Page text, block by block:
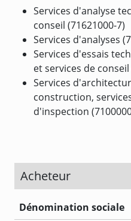
Services d'analyse
conseil (71621000-7)
Services d'analyses
Services d'essais
et services de conseil
Services
construction,
d'inspection
Acheteur
Dénomination sociale